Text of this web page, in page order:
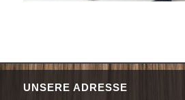
UNSERE ADRESSE